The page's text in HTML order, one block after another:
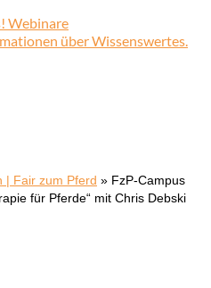
Webinare
über Wissenswertes.
| Fair zum Pferd » FzP-Campus
für Pferde“ mit Chris Debski